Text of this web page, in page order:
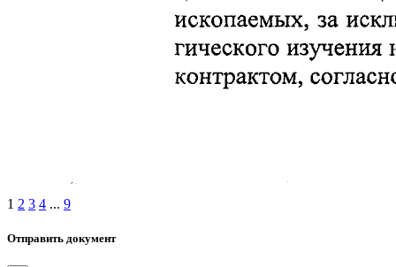
1 2 3 4 ... 9
Отправить документ